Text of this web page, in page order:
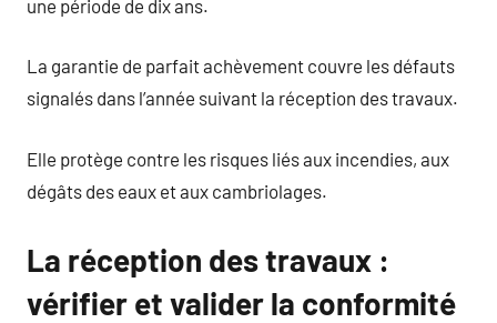
une période de dix ans.
La garantie de parfait achèvement couvre les défauts
signalés dans l’année suivant la réception des travaux.
Elle protège contre les risques liés aux incendies, aux
dégâts des eaux et aux cambriolages.
La réception des travaux :
vérifier et valider la conformité